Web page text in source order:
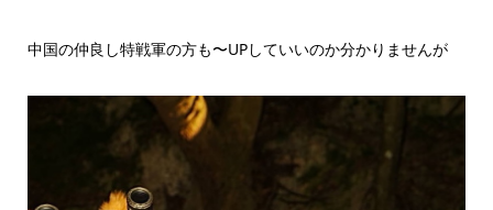
中国の仲良し特戦軍の方も〜UPしていいのか分かりませんが